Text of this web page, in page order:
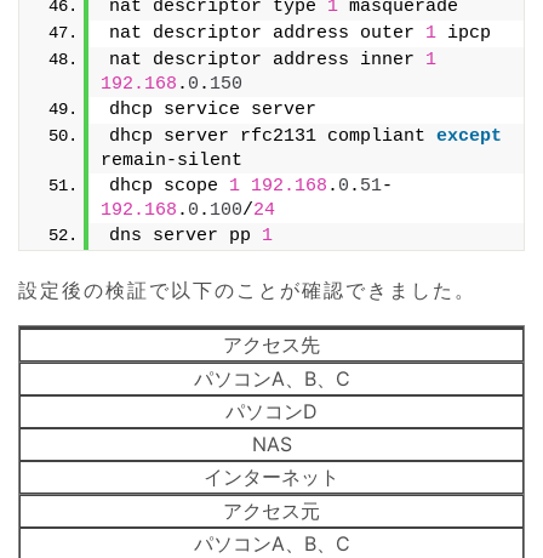
nat descriptor type 1 masquerade
nat descriptor address outer 1 ipcp
nat descriptor address inner 1
192.168 . 0 . 150
dhcp service server
dhcp server rfc2131 compliant except
remain-silent
dhcp scope 1 192.168 . 0 . 51-
192.168 . 0 . 100/24
dns server pp 1
設定後の検証で以下のことが確認できました。
アクセス先
パソコンA、B、C
パソコンD
NAS
インターネット
アクセス元
パソコンA、B、C